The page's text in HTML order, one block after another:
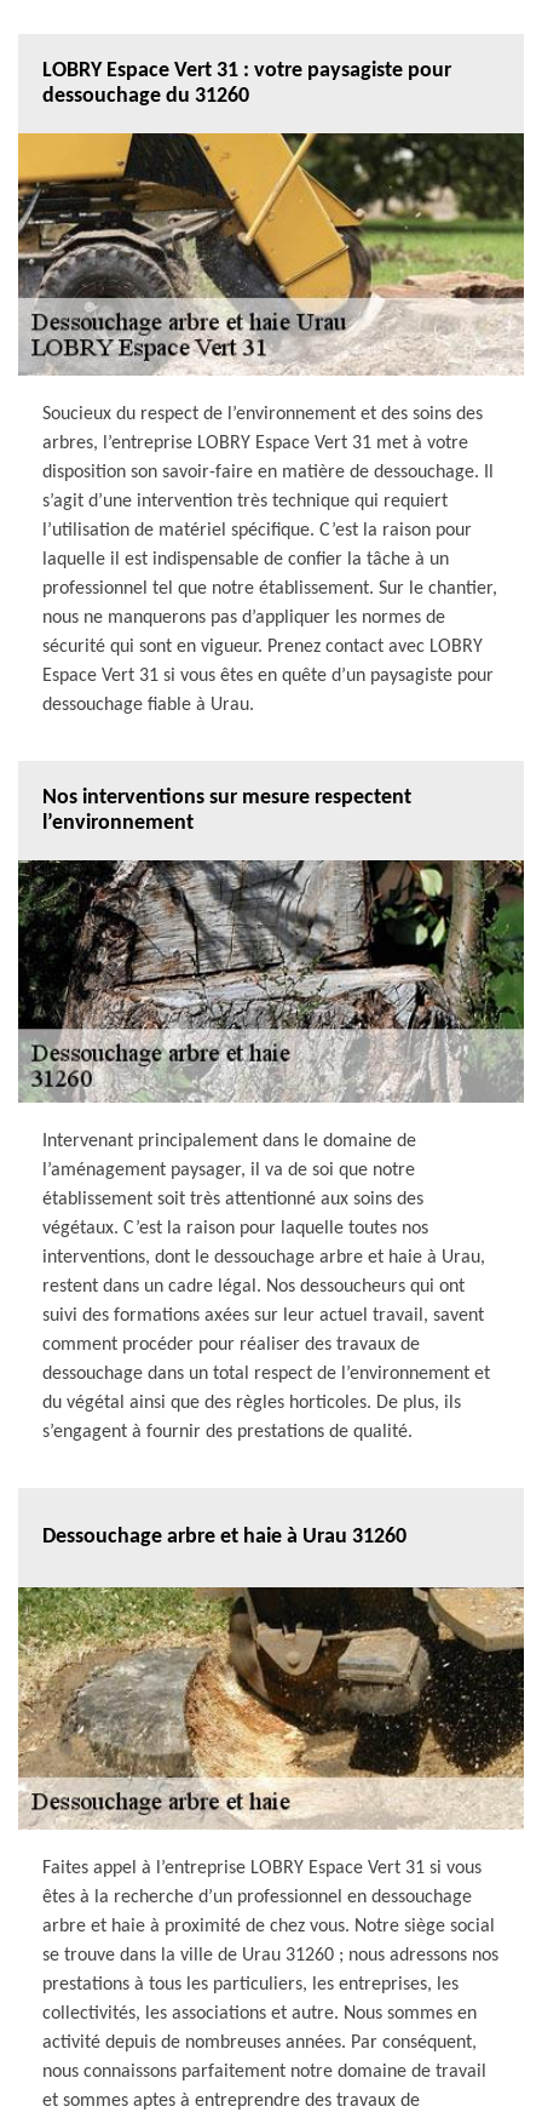
LOBRY Espace Vert 31 : votre paysagiste pour
dessouchage du 31260
Soucieux du respect de l’environnement et des soins des
arbres, l’entreprise LOBRY Espace Vert 31 met à votre
disposition son savoir-faire en matière de dessouchage. Il
s’agit d’une intervention très technique qui requiert
l’utilisation de matériel spécifique. C’est la raison pour
laquelle il est indispensable de confier la tâche à un
professionnel tel que notre établissement. Sur le chantier,
nous ne manquerons pas d’appliquer les normes de
sécurité qui sont en vigueur. Prenez contact avec LOBRY
Espace Vert 31 si vous êtes en quête d’un paysagiste pour
dessouchage fiable à Urau.
Nos interventions sur mesure respectent
l’environnement
Intervenant principalement dans le domaine de
l’aménagement paysager, il va de soi que notre
établissement soit très attentionné aux soins des
végétaux. C’est la raison pour laquelle toutes nos
interventions, dont le dessouchage arbre et haie à Urau,
restent dans un cadre légal. Nos dessoucheurs qui ont
suivi des formations axées sur leur actuel travail, savent
comment procéder pour réaliser des travaux de
dessouchage dans un total respect de l’environnement et
du végétal ainsi que des règles horticoles. De plus, ils
s’engagent à fournir des prestations de qualité.
Dessouchage arbre et haie à Urau 31260
Faites appel à l’entreprise LOBRY Espace Vert 31 si vous
êtes à la recherche d’un professionnel en dessouchage
arbre et haie à proximité de chez vous. Notre siège social
se trouve dans la ville de Urau 31260 ; nous adressons nos
prestations à tous les particuliers, les entreprises, les
collectivités, les associations et autre. Nous sommes en
activité depuis de nombreuses années. Par conséquent,
nous connaissons parfaitement notre domaine de travail
et sommes aptes à entreprendre des travaux de